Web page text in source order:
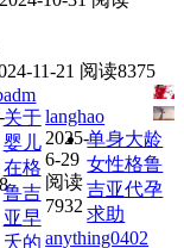
11-21 阅读8375
关于
婴儿
在格
鲁吉
亚早
夭的
langhao
2025-
6-29
阅读
7932
单身大龄
女性格鲁
吉亚代孕
求助
anything0402